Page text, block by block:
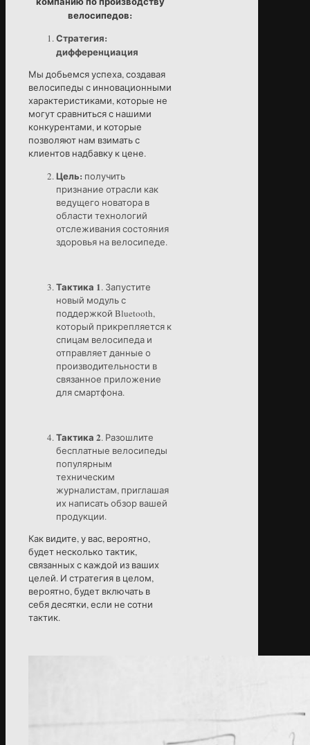
велосипедов:
Стратегия:
дифференциация
Мы добьемся успеха, создавая
велосипеды с инновационными
характеристиками, которые не
могут сравниться с нашими
конкурентами, и которые
позволяют нам взимать с
клиентов надбавку к цене.
Цель: получить
признание отрасли как
ведущего новатора в
области технологий
отслеживания состояния
здоровья на велосипеде.
Тактика 1. Запустите
новый модуль с
поддержкой Bluetooth,
который прикрепляется к
спицам велосипеда и
отправляет данные о
производительности в
связанное приложение
для смартфона.
Тактика 2. Разошлите
бесплатные велосипеды
популярным
техническим
журналистам, приглашая
их написать обзор вашей
продукции.
Как видите, у вас, вероятно,
будет несколько тактик,
связанных с каждой из ваших
целей. И стратегия в целом,
вероятно, будет включать в
себя десятки, если не сотни
тактик.